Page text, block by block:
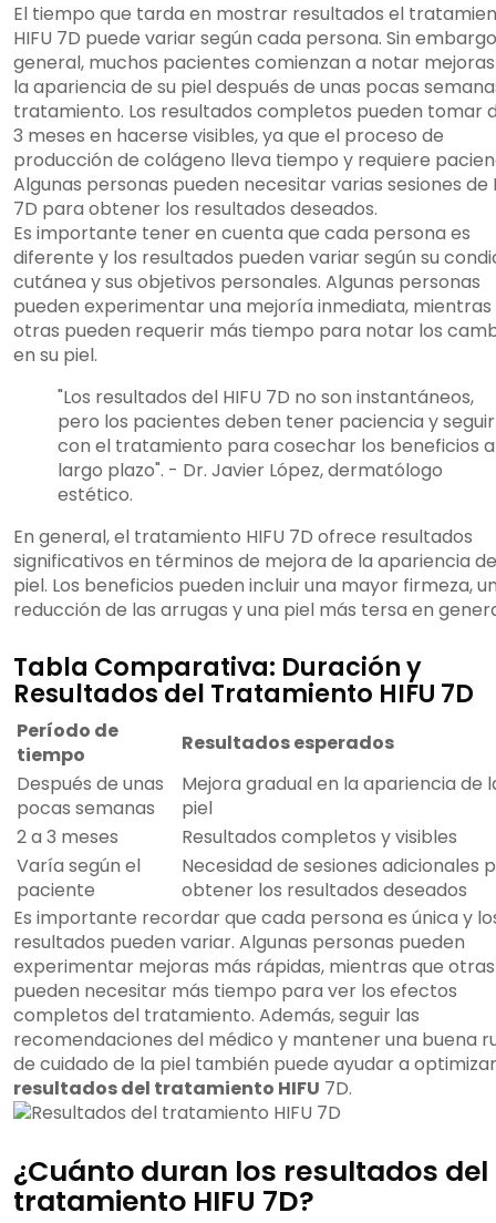
El tiempo que tarda en mostrar resultados el
HIFU 7D puede variar según cada persona. Sin
general, muchos pacientes comienzan a notar
la apariencia de su piel después de unas pocas
tratamiento. Los resultados completos pueden tomar
3 meses en hacerse visibles, ya que el proceso de
producción de colágeno lleva tiempo y requiere
Algunas personas pueden necesitar varias sesiones de
7D para obtener los resultados deseados.
Es importante tener en cuenta que cada persona es
diferente y los resultados pueden variar según su
cutánea y sus objetivos personales. Algunas personas
pueden experimentar una mejoría inmediata, mientras
otras pueden requerir más tiempo para notar los
en su piel.
"Los resultados del HIFU 7D no son instantáneos,
pero los pacientes deben tener paciencia y seguir
con el tratamiento para cosechar los beneficios a
largo plazo". - Dr. Javier López, dermatólogo
estético.
En general, el tratamiento HIFU 7D ofrece resultados
significativos en términos de mejora de la apariencia
piel. Los beneficios pueden incluir una mayor firmeza,
reducción de las arrugas y una piel más tersa en
Tabla Comparativa: Duración y
Resultados del Tratamiento HIFU 7D
Período de
tiempo
Resultados esperados
Después de unas
pocas semanas
Mejora gradual en la apariencia de
piel
2 a 3 meses
Resultados completos y visibles
Varía según el
paciente
Necesidad de sesiones adicionales
obtener los resultados deseados
Es importante recordar que cada persona es única y
resultados pueden variar. Algunas personas pueden
experimentar mejoras más rápidas, mientras que otras
pueden necesitar más tiempo para ver los efectos
completos del tratamiento. Además, seguir las
recomendaciones del médico y mantener una buena
de cuidado de la piel también puede ayudar a
resultados del tratamiento HIFU 7D.
¿Cuánto duran los resultados del
tratamiento HIFU 7D?